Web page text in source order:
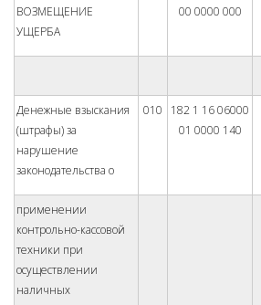
ВОЗМЕЩЕНИЕ
УЩЕРБА
00 0000 000
Денежные взыскания
(штрафы) за
нарушение
законодательства о
010
182 1 16 06000
01 0000 140
применении
контрольно-кассовой
техники при
осуществлении
наличных